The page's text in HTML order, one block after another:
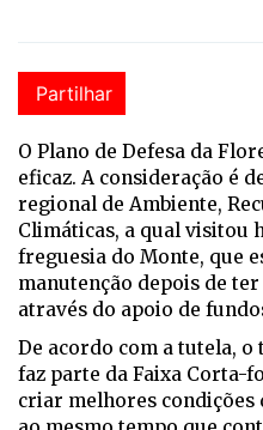
Partilhar
O Plano de Defesa da
eficaz. A consideração é
regional de Ambiente,
Climáticas, a qual visitou
freguesia do Monte, que
manutenção depois de
através do apoio de
De acordo com a tutela,
faz parte da Faixa Corta-
criar melhores condições